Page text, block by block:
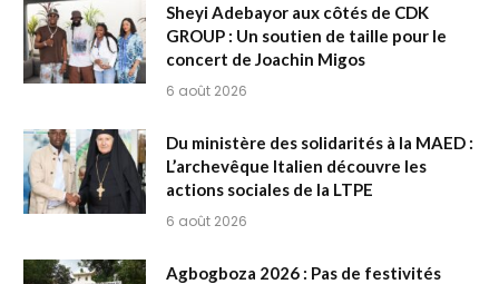
Sheyi Adebayor aux côtés de CDK
GROUP : Un soutien de taille pour le
concert de Joachin Migos
6 août 2026
Du ministère des solidarités à la MAED :
L’archevêque Italien découvre les
actions sociales de la LTPE
6 août 2026
Agbogboza 2026 : Pas de festivités